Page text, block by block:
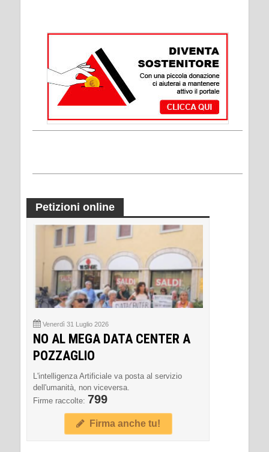
Petizioni online
Venerdì 31 Luglio 2026
NO AL MEGA DATA CENTER A
POZZAGLIO
L'intelligenza Artificiale va posta al servizio
dell'umanità, non viceversa.
Firme raccolte: 799
Firma anche tu!